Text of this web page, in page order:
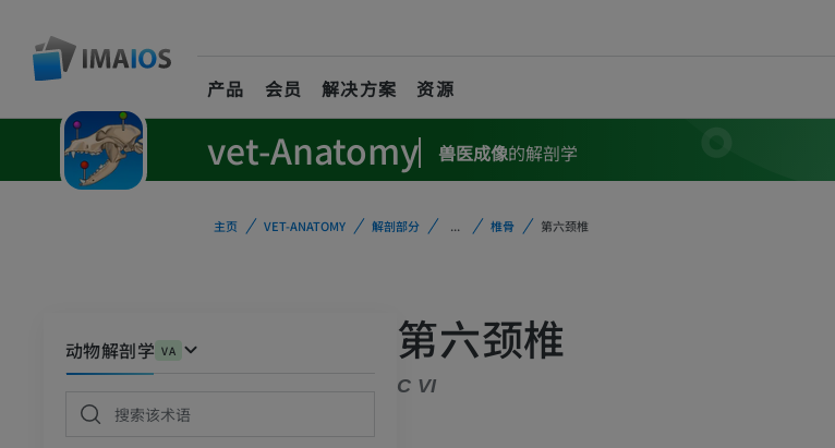
产品 会员 解决方案 资源
vet-Anatomy 兽医成像的解剖学
主页 VET-ANATOMY 解剖部分 ... 椎骨 第六颈椎
动物解剖学 VA 第六颈椎
C VI